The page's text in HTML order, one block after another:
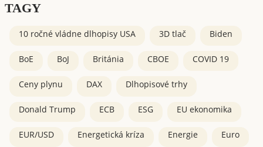
TAGY
10 ročné vládne dlhopisy USA 3D tlač Biden
BoE BoJ Británia CBOE COVID 19
Ceny plynu DAX Dlhopisové trhy
Donald Trump ECB ESG EU ekonomika
EUR/USD Energetická kríza Energie Euro